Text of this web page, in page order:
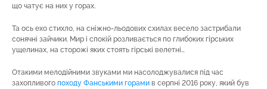
що чатує на них у горах.
Та ось ехо стихло, на сніжно-льодових схилах весело застрибали
сонячні зайчики. Мир і спокій розливається по глибоких гірських
ущелинах, на сторожі яких стоять гірські велетні…
Отакими мелодійними звуками ми насолоджувалися під час
захопливого походу Фанськими горами в серпні 2016 року, який був